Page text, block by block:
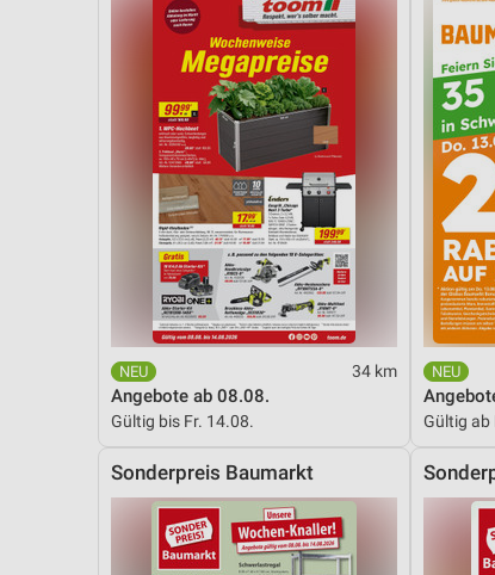
34 km
Angebote ab 08.08.
Gültig bis Fr. 14.08. Gültig ab
Sonderpreis Baumarkt